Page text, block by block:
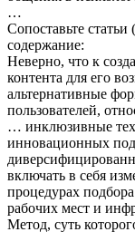
…
Сопоставьте
содержание:
Неверно, что к
контента для его
альтернативные
пользователей,
… инклюзивные
инновационных
включать в себя
процедурах
рабочих мест и
Метод, суть